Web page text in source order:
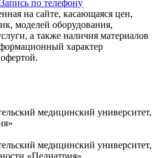
Запись по телефону
на сайте, касающаяся цен,
моделей оборудования,
а также наличия материалов
характер
медицинский университет,
медицинский университет,
«Педиатрия»